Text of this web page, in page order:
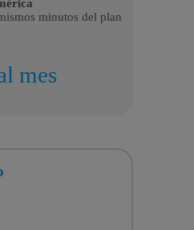
minutos del plan
mes